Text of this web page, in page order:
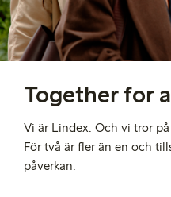
Together for
Vi är Lindex. Och vi tror
För två är fler än en och
påverkan.